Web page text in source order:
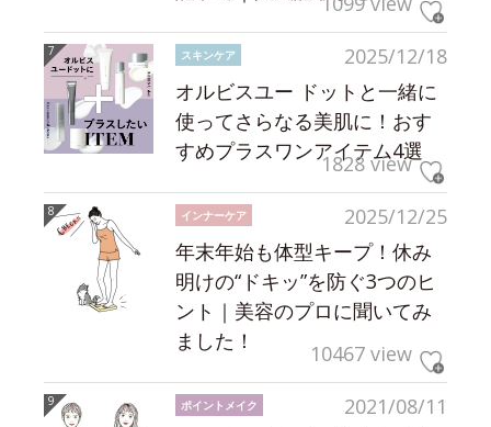
2025/12/18
スキンケア
オルビスユー ドットと一緒に
使ってさらなる美肌に！おす
すめプラスワンアイテム4選
1828 view
2025/12/25
インナーケア
年末年始も体型キープ！休み
明けの“ドキッ”を防ぐ3つのヒ
ント｜美容のプロに聞いてみ
ました！
10467 view
2021/08/11
ポイントメイク